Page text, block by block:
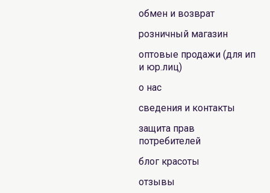
обмен и возврат
розничный магазин
оптовые продажи (для ип
и юр.лиц)
о нас
сведения и контакты
защита прав
потребителей
блог красоты
отзывы